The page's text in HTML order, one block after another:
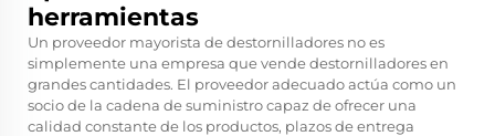
herramientas
Un proveedor mayorista de destornilladores no es
simplemente una empresa que vende destornilladores en
grandes cantidades. El proveedor adecuado actúa como un
socio de la cadena de suministro capaz de ofrecer una
calidad constante de los productos, plazos de entrega